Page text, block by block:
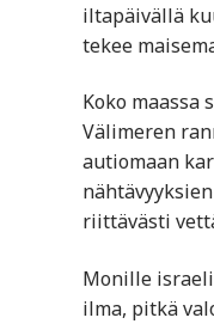
iltapäivällä
tekee
Koko maassa
Välimeren
autiomaan
riittävästi
Monille
ilma, pitkä